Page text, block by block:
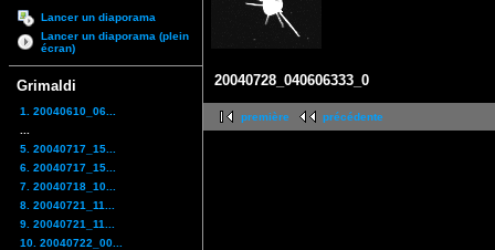
Lancer un diaporama
Lancer un diaporama (plein
écran)
Grimaldi
1. 20040610_06...
5. 20040717_15...
6. 20040717_15...
7. 20040718_10...
8. 20040721_11...
9. 20040721_11...
10. 20040722_00...
20040728_040606333_0
première précédente